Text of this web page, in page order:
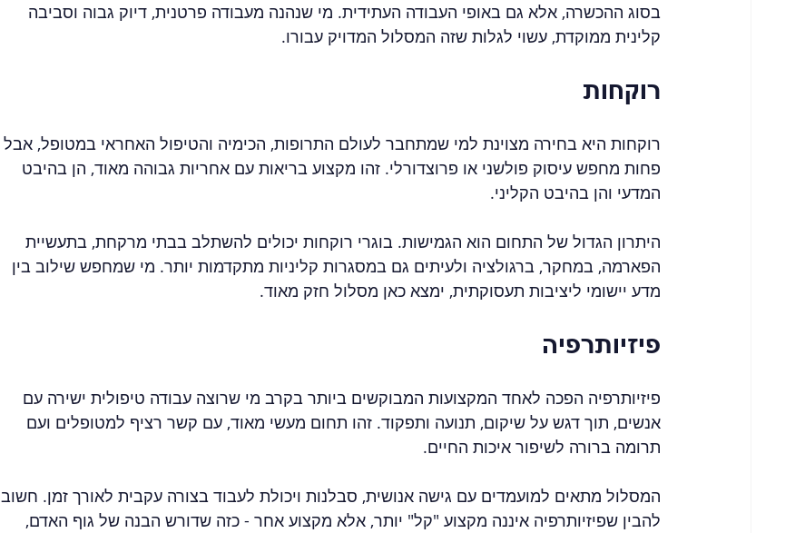
בסוג ההכשרה, אלא גם באופי העבודה העתידית. מי שנהנה מעבודה פרטנית, דיוק גבוה וסביבה
קלינית ממוקדת, עשוי לגלות שזה המסלול המדויק עבורו.
רוקחות
רוקחות היא בחירה מצוינת למי שמתחבר לעולם התרופות, הכימיה והטיפול האחראי במטופל, אבל
פחות מחפש עיסוק פולשני או פרוצדורלי. זהו מקצוע בריאות עם אחריות גבוהה מאוד, הן בהיבט
המדעי והן בהיבט הקליני.
היתרון הגדול של התחום הוא הגמישות. בוגרי רוקחות יכולים להשתלב בבתי מרקחת, בתעשיית
הפארמה, במחקר, ברגולציה ולעיתים גם במסגרות קליניות מתקדמות יותר. מי שמחפש שילוב בין
מדע יישומי ליציבות תעסוקתית, ימצא כאן מסלול חזק מאוד.
פיזיותרפיה
פיזיותרפיה הפכה לאחד המקצועות המבוקשים ביותר בקרב מי שרוצה עבודה טיפולית ישירה עם
אנשים, תוך דגש על שיקום, תנועה ותפקוד. זהו תחום מעשי מאוד, עם קשר רציף למטופלים ועם
תרומה ברורה לשיפור איכות החיים.
המסלול מתאים למועמדים עם גישה אנושית, סבלנות ויכולת לעבוד בצורה עקבית לאורך זמן. חשוב
להבין שפיזיותרפיה איננה מקצוע "קל" יותר, אלא מקצוע אחר - כזה שדורש הבנה של גוף האדם,